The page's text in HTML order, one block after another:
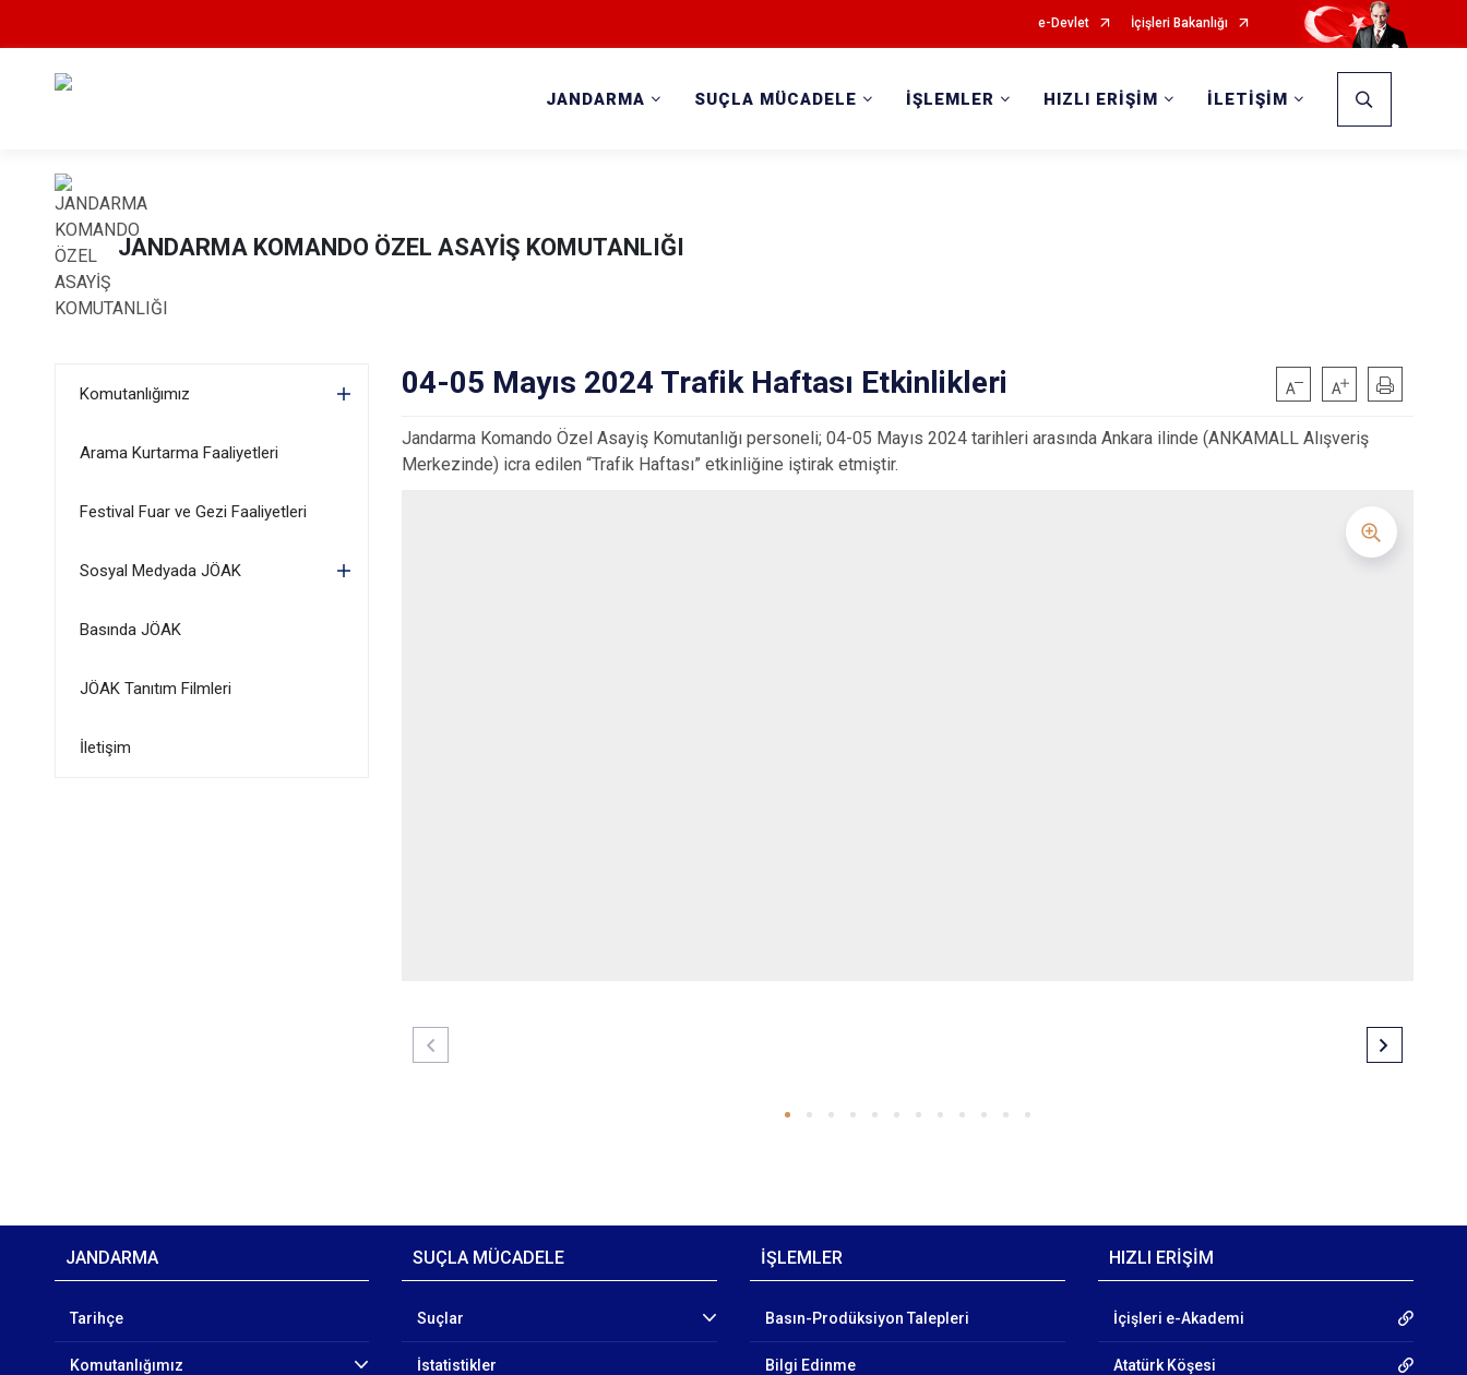
e-Devlet İçişleri Bakanlığı
JANDARMA SUÇLA MÜCADELE İŞLEMLER HIZLI ERİŞİM İLETİŞİM
JANDARMA KOMANDO ÖZEL ASAYİŞ KOMUTANLIĞI
Komutanlığımız
Arama Kurtarma Faaliyetleri
Festival Fuar ve Gezi Faaliyetleri
Sosyal Medyada JÖAK
Basında JÖAK
JÖAK Tanıtım Filmleri
İletişim
04-05 Mayıs 2024 Trafik Haftası Etkinlikleri
Jandarma Komando Özel Asayiş Komutanlığı personeli; 04-05 Mayıs 2024 tarihleri arasında Ankara ilinde (ANKAMALL Alışveriş
Merkezinde) icra edilen “Trafik Haftası” etkinliğine iştirak etmiştir.
JANDARMA
Tarihçe
Komutanlığımız
SUÇLA MÜCADELE
Suçlar
İstatistikler
İŞLEMLER
Basın-Prodüksiyon Talepleri
Bilgi Edinme
HIZLI ERİŞİM
İçişleri e-Akademi
Atatürk Köşesi